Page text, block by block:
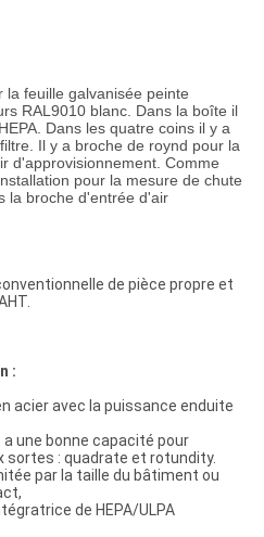
la feuille galvanisée peinte
RAL9010 blanc. Dans la boîte il
Dans les quatre coins il y a
Il y a broche de roynd pour la
d'approvisionnement. Comme
pour la mesure de chute
la broche d'entrée d'air
de pièce propre et
:
acier avec la puissance enduite
une bonne capacité pour
sortes : quadrate et rotundity.
par la taille du bâtiment ou
de HEPA/ULPA